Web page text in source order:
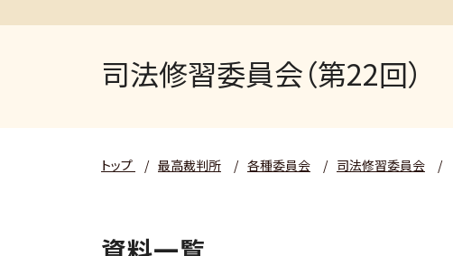
司法修習委員会（第22回）
トップ / 最高裁判所 / 各種委員会 / 司法修習委員会 /